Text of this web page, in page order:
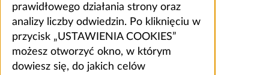
prawidłowego działania strony oraz
analizy liczby odwiedzin. Po kliknięciu w
przycisk „USTAWIENIA COOKIES”
możesz otworzyć okno, w którym
dowiesz się, do jakich celów